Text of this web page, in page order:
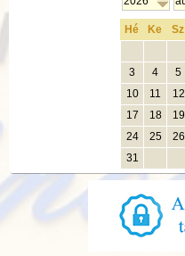
Hé Ke Sz
3
4 5
10
11 12
17
18 19
24
25 26
31